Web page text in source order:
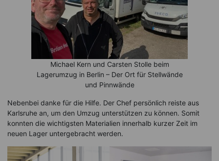
Michael Kern und Carsten Stolle beim
Lagerumzug in Berlin – Der Ort für Stellwände
und Pinnwände
Nebenbei danke für die Hilfe. Der Chef persönlich reiste aus
Karlsruhe an, um den Umzug unterstützen zu können. Somit
konnten die wichtigsten Materialien innerhalb kurzer Zeit im
neuen Lager untergebracht werden.